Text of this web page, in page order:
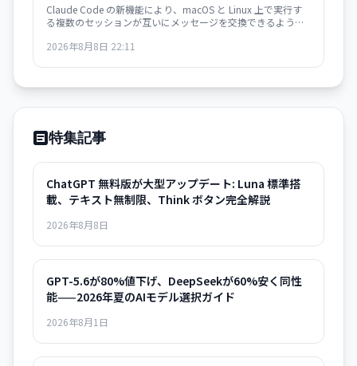
Claude Code の新機能により、macOS と Linux 上で実行す
る複数のセッションが互いにメッセージを交換できるように
動的に情報共有し、開発ワークフローが大幅に効率化されま
2026年8月8日 22:11
特集記事
ChatGPT 無料版が大型アップデート: Luna 標準搭
載、テキスト無制限、Think ボタン完全解説
2026年8月8日
GPT-5.6が80%値下げ、DeepSeekが60%安く同性
能——2026年夏のAIモデル選択ガイド
2026年8月1日